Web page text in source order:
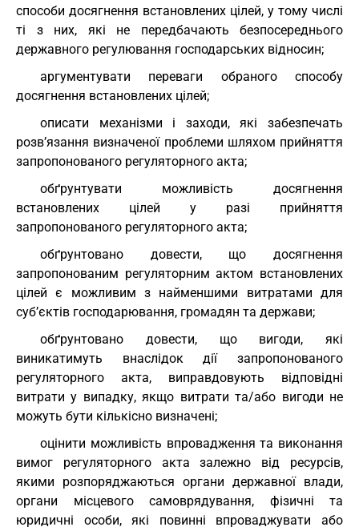
способи досягнення встановлених цілей, у тому числі
ті з них, які не передбачають безпосереднього
державного регулювання господарських відносин;
аргументувати переваги обраного способу
досягнення встановлених цілей;
описати механізми і заходи, які забезпечать
розв’язання визначеної проблеми шляхом прийняття
запропонованого регуляторного акта;
обґрунтувати можливість досягнення
встановлених цілей у разі прийняття
запропонованого регуляторного акта;
обґрунтовано довести, що досягнення
запропонованим регуляторним актом встановлених
цілей є можливим з найменшими витратами для
суб’єктів господарювання, громадян та держави;
обґрунтовано довести, що вигоди, які
виникатимуть внаслідок дії запропонованого
регуляторного акта, виправдовують відповідні
витрати у випадку, якщо витрати та/або вигоди не
можуть бути кількісно визначені;
оцінити можливість впровадження та виконання
вимог регуляторного акта залежно від ресурсів,
якими розпоряджаються органи державної влади,
органи місцевого самоврядування, фізичні та
юридичні особи, які повинні впроваджувати або